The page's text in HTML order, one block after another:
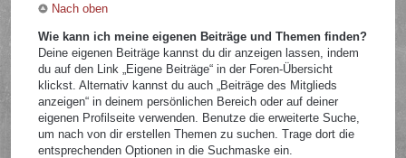
Nach oben
Wie kann ich meine eigenen Beiträge und Themen finden?
Deine eigenen Beiträge kannst du dir anzeigen lassen, indem
du auf den Link „Eigene Beiträge“ in der Foren-Übersicht
klickst. Alternativ kannst du auch „Beiträge des Mitglieds
anzeigen“ in deinem persönlichen Bereich oder auf deiner
eigenen Profilseite verwenden. Benutze die erweiterte Suche,
um nach von dir erstellen Themen zu suchen. Trage dort die
entsprechenden Optionen in die Suchmaske ein.